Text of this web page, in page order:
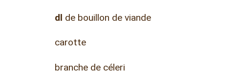
dl de bouillon de viande
carotte
branche de céleri